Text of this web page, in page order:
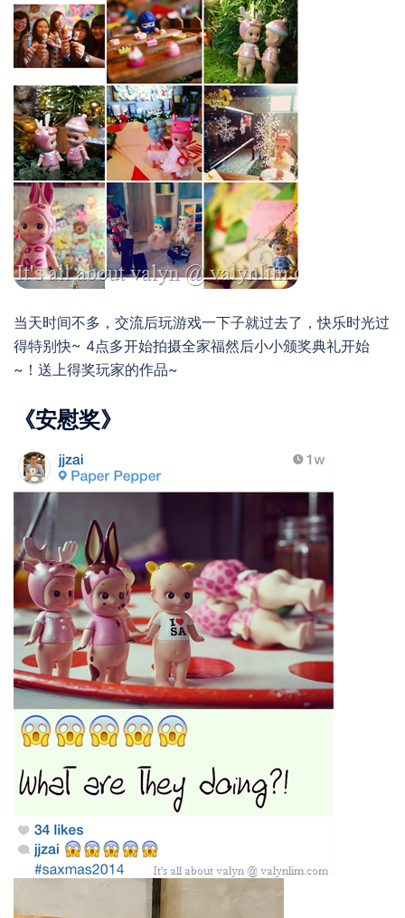
当天时间不多，交流后玩游戏一下子就过去了，快乐时光过
得特别快~ 4点多开始拍摄全家福然后小小颁奖典礼开始
~！送上得奖玩家的作品~
《安慰奖》